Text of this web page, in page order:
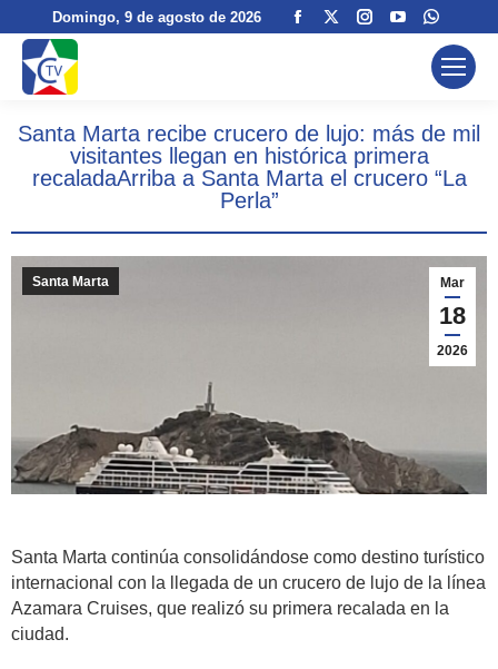
Domingo, 9 de agosto de 2026
Facebook
new
window
new
window
Instagram
new
window
YouTube
page
opens
new
window
page
opens
new
Santa Marta recibe crucero de lujo: más de mil
visitantes llegan en histórica primera
recaladaArriba a Santa Marta el crucero “La
Perla”
Mar
18
2026
Santa Marta
Santa Marta continúa consolidándose como destino turístico
internacional con la llegada de un crucero de lujo de la línea
Azamara Cruises, que realizó su primera recalada en la
ciudad.